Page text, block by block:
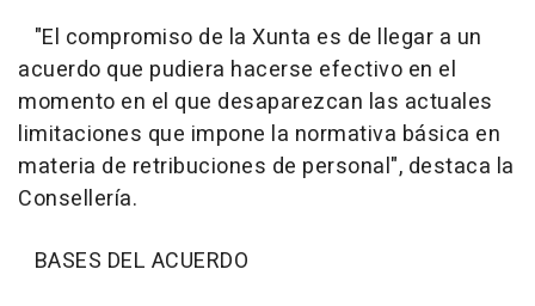
"El compromiso de la Xunta es de llegar a un
acuerdo que pudiera hacerse efectivo en el
momento en el que desaparezcan las actuales
limitaciones que impone la normativa básica en
materia de retribuciones de personal", destaca la
Consellería.
BASES DEL ACUERDO